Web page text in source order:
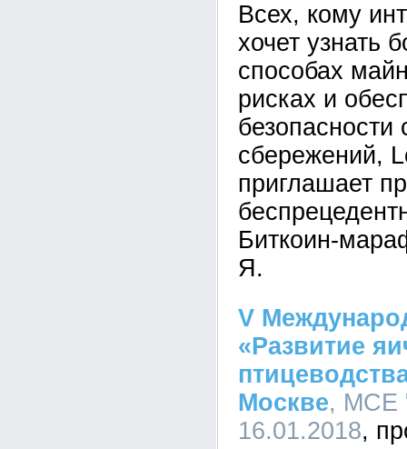
Всех, кому
хочет узнать
способах
рисках и
сбережений,
приглашает
Биткоин-
Я.
V
«Развитие
Москве, МСЕ
16.01.2018